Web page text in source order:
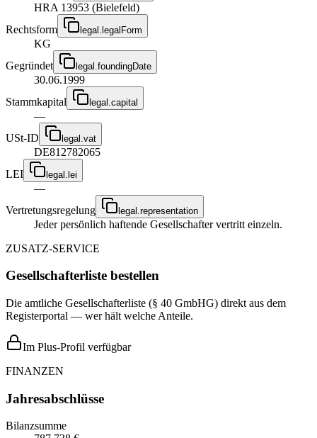
HRA 13953 (Bielefeld)
Rechtsform
legal.legalForm
KG
Gegründet
legal.foundingDate
30.06.1999
Stammkapital
legal.capital
—
USt-ID
legal.vat
DE812782065
LEI
legal.lei
—
Vertretungsregelung
legal.representation
Jeder persönlich haftende Gesellschafter vertritt einzeln.
ZUSATZ-SERVICE
Gesellschafterliste bestellen
Die amtliche Gesellschafterliste (§ 40 GmbHG) direkt aus dem
Registerportal — wer hält welche Anteile.
Im Plus-Profil verfügbar
FINANZEN
Jahresabschlüsse
Bilanzsumme